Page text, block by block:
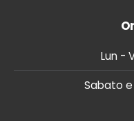
Lun -
Sabato e